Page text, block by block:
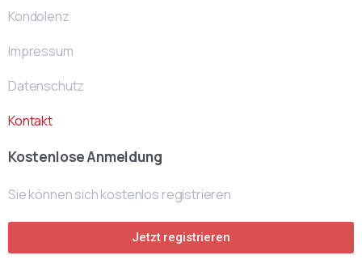
Kondolenz
Impressum
Datenschutz
Kontakt
Kostenlose Anmeldung
Sie können sich kostenlos registrieren
Jetzt registrieren